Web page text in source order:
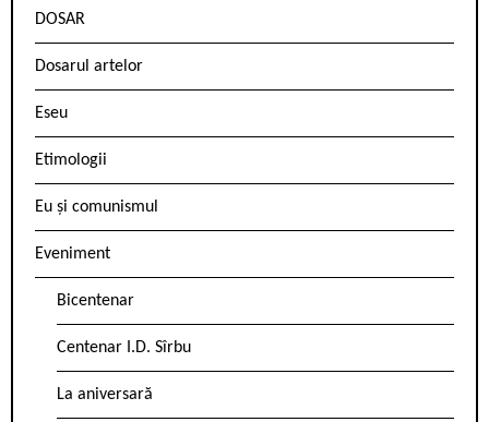
DOSAR
Dosarul artelor
Eseu
Etimologii
Eu și comunismul
Eveniment
Bicentenar
Centenar I.D. Sîrbu
La aniversară